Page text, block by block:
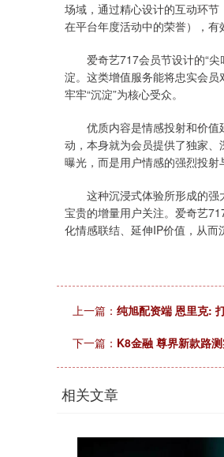
场域，通过精心设计的互动环
在平台年度活动中的荣誉），有
爱奇艺717会员节设计的“尖
淀。这类增值服务能将忠实会
牢牢“沉淀”为核心受众。
优质内容是情感投射和价值
动，本身就为会员提供了独家
曝光，而是用户情感的强烈投射
这种沉浸式体验所形成的强
宝贵的增量用户关注。爱奇艺
化情感联结、延伸IP价值，从而
上一篇： 纯旭配资端 恩里克:
下一篇： K8金融 尊界新款路
相关文章